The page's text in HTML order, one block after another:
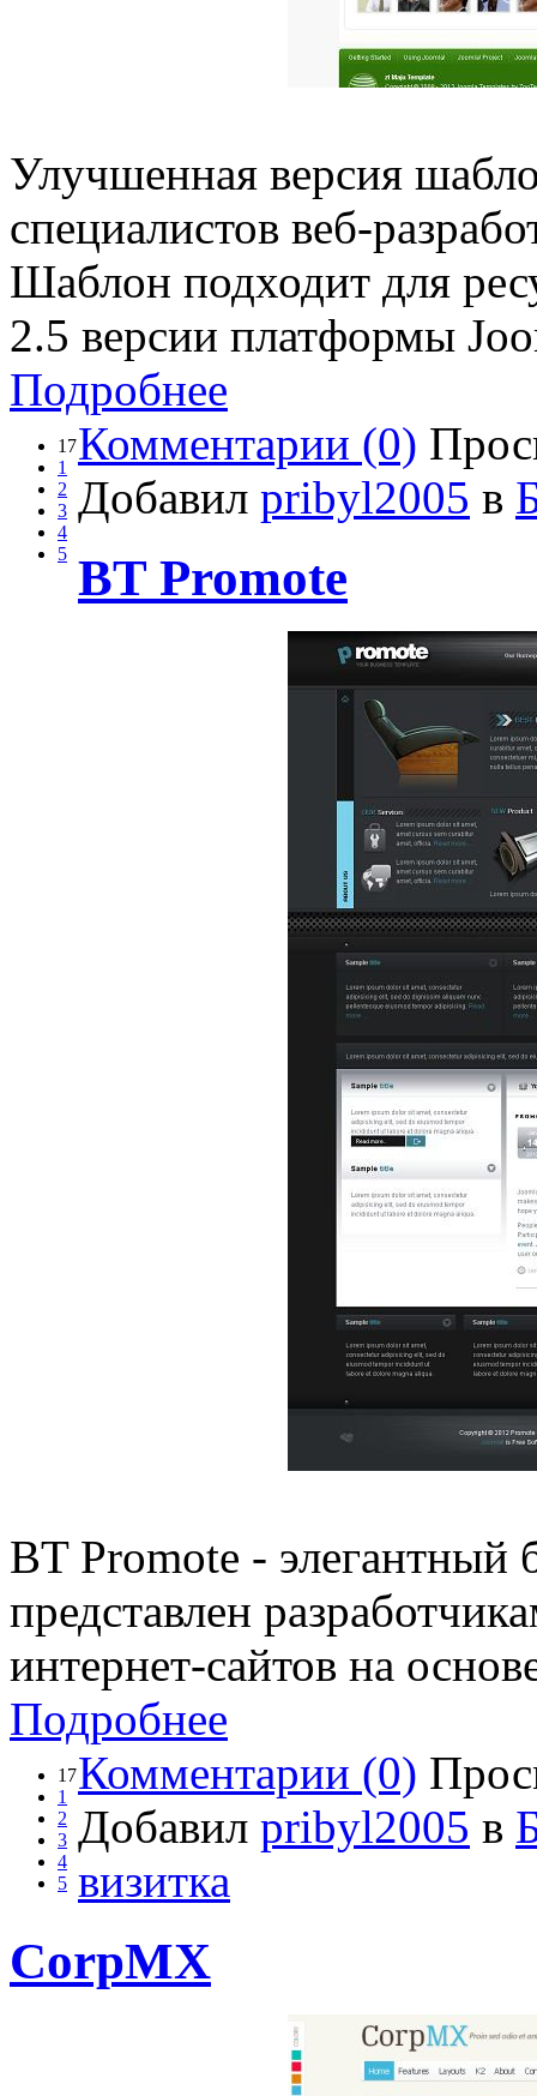
Улучшенная версия
специалистов веб-
Шаблон подходит для
2.5 версии платформы
Подробнее
17
1
2
3
4
5
Комментарии (0)
Добавил pribyl2005 в
BT Promote
BT Promote - элегантный
представлен
интернет-сайтов на
Подробнее
17
1
2
3
4
5
Комментарии (0)
Добавил pribyl2005 в
визитка
CorpMX